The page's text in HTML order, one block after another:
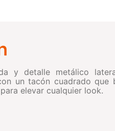
y detalle metálico
un tacón cuadrado que
elevar cualquier look.